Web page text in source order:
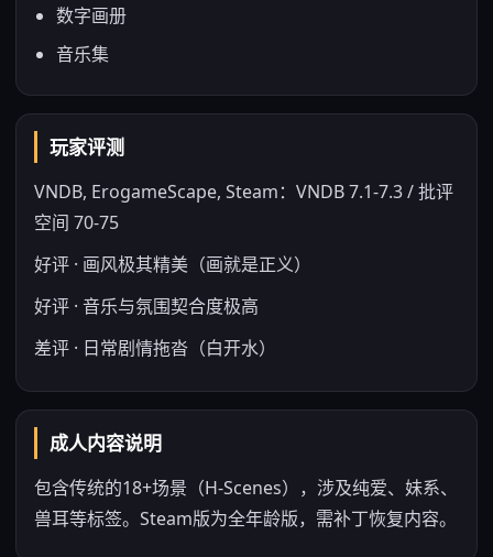
数字画册
音乐集
玩家评测
VNDB, ErogameScape, Steam：VNDB 7.1-7.3 / 批评
空间 70-75
好评 · 画风极其精美（画就是正义）
好评 · 音乐与氛围契合度极高
差评 · 日常剧情拖沓（白开水）
成人内容说明
包含传统的18+场景（H-Scenes），涉及纯爱、妹系、
兽耳等标签。Steam版为全年龄版，需补丁恢复内容。